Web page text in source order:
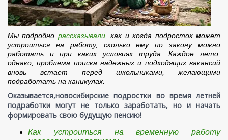
Мы подробно рассказывали, как и когда подросток может
устроиться на работу, сколько ему по закону можно
работать и при каких условиях труда. Каждое лето,
однако, проблема поиска надежных и подходящих вакансий
вновь встает перед школьниками, желающими
подработать на каникулах.
Оказывается,новосибирские подростки во время летней
подработки могут не только заработать, но и начать
формировать свою будущую пенсию!
Как устроиться на временную работу